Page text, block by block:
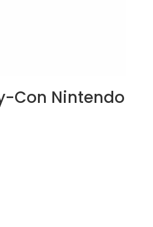
Con Nintendo